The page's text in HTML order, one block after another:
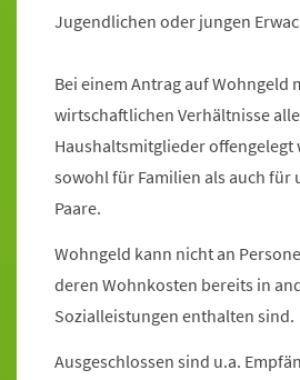
Jugendlichen oder jungen
Bei einem Antrag auf Wohngeld
wirtschaftlichen Verhältnisse
Haushaltsmitglieder offengelegt
sowohl für Familien als auch für
Paare.
Wohngeld kann nicht an
deren Wohnkosten bereits in
Sozialleistungen enthalten sind.
Ausgeschlossen sind u.a.